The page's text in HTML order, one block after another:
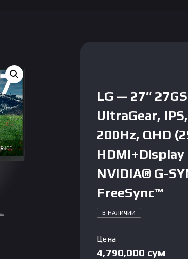
LG — 27″
UltraGear,
200Hz, QHD
NVIDIA® G-
FreeSync™
В НАЛИЧИИ
Цена
4,790,000 сум